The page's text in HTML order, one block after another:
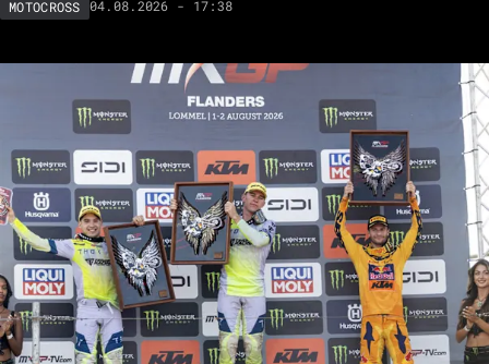
MOTOCROSS 04.08.2026 - 17:38